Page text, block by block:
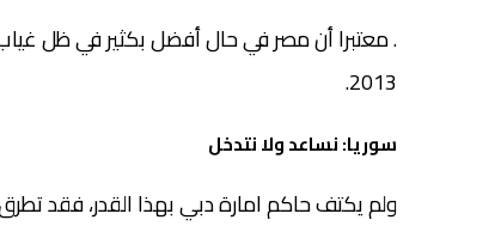
.معتبرا أن مصر في حال أفضل بكثير في ظل
2013.
سوريا: نساعد ولا نتدخل
ولم يكتف حاكم امارة دبي بهذا القدر، فقد